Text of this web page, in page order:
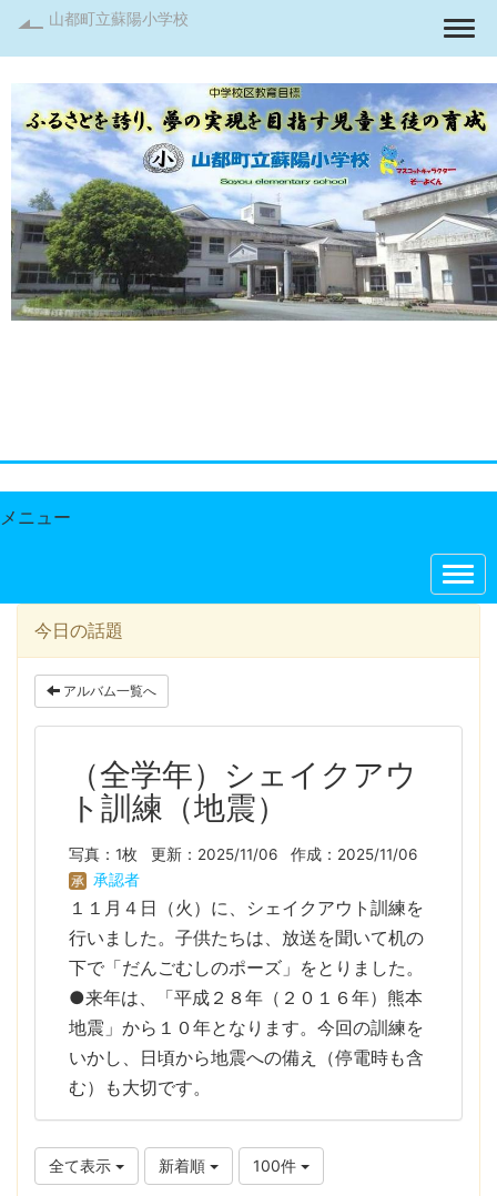
山都町立蘇陽小学校
メニュー
今日の話題
アルバム一覧へ
（全学年）シェイクアウ
ト訓練（地震）
写真：1枚 更新：2025/11/06
作成：2025/11/06
承認者
１１月４日（火）に、シェイクアウト訓練を
行いました。子供たちは、放送を聞いて机の
下で「だんごむしのポーズ」をとりました。
●来年は、「平成２８年（２０１６年）熊本
地震」から１０年となります。今回の訓練を
いかし、日頃から地震への備え（停電時も含
む）も大切です。
全て表示 新着順 100件